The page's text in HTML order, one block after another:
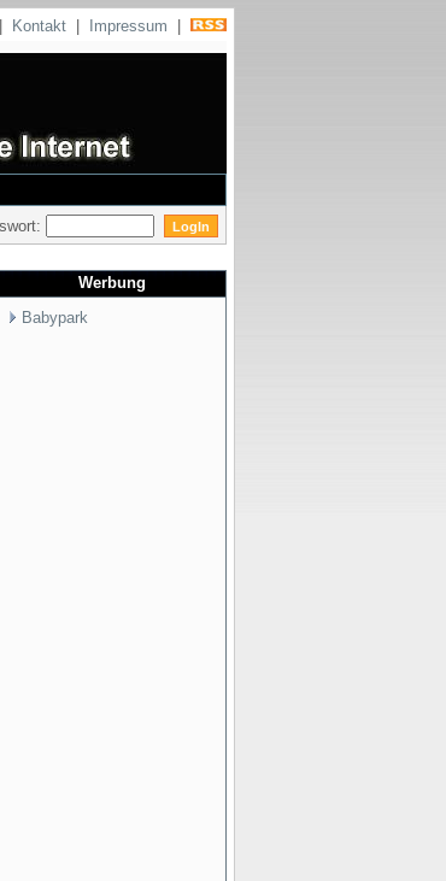
Kontakt Impressum
Werbung
Babypark